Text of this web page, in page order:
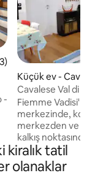
ortalama 4,81
-
Küçük ev -
Cavalese Val di
Fiemme
merkezinde,
merkezden ve
kalkış
uzaklıkta, iki kişi
makinesi ile
kiralık tatil
olanaklar